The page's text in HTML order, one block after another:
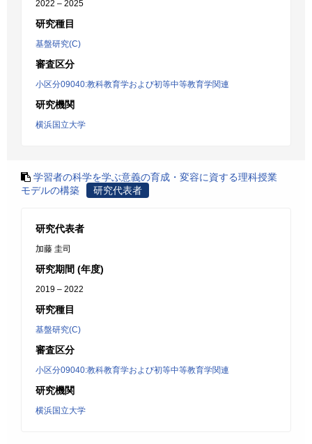
2022 – 2025
研究種目
基盤研究(C)
審査区分
小区分09040:教科教育学および初等中等教育学関連
研究機関
横浜国立大学
学習者の科学を学ぶ意義の育成・変容に資する理科授業
モデルの構築
研究代表者
研究代表者
加藤 圭司
研究期間 (年度)
2019 – 2022
研究種目
基盤研究(C)
審査区分
小区分09040:教科教育学および初等中等教育学関連
研究機関
横浜国立大学